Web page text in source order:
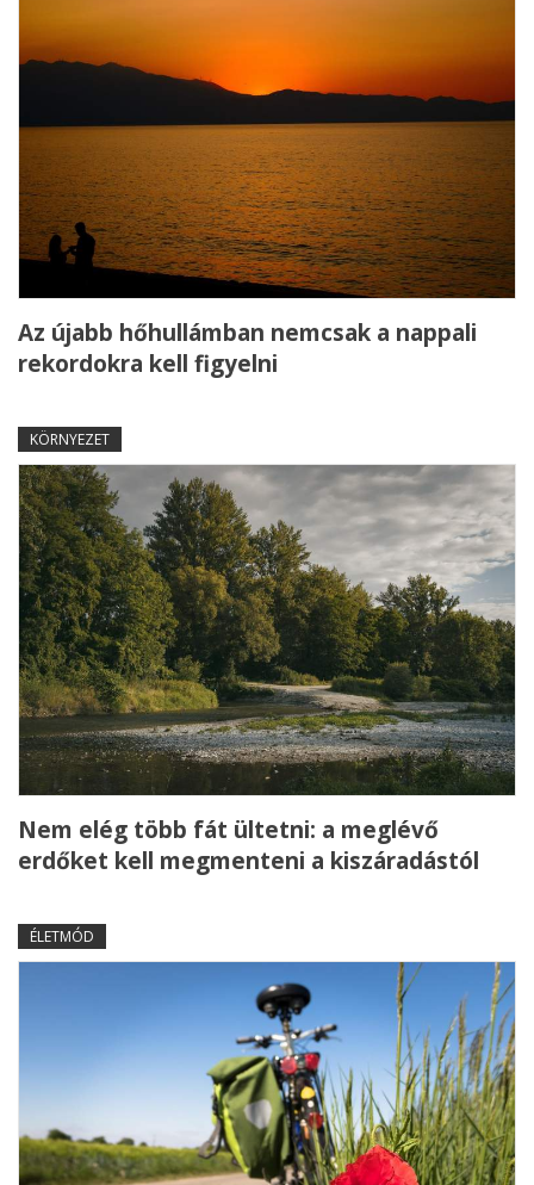
Az újabb hőhullámban nemcsak a nappali
rekordokra kell figyelni
KÖRNYEZET
Nem elég több fát ültetni: a meglévő
erdőket kell megmenteni a kiszáradástól
ÉLETMÓD